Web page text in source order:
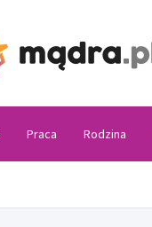
Praca Rodzina